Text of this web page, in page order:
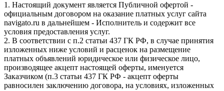
1. Настоящий документ является Публичной офертой -
официальным договором на оказание платных услуг сайта
navigato.ru в дальнейшем - Исполнитель и содержит все
условия предоставления услуг.
2. В соответствии с п.2 статьи 437 ГК РФ, в случае принятия
изложенных ниже условий и расценок на размещение
платных объявлений юридическое или физическое лицо,
производящее акцепт настоящей оферты, именуется
Заказчиком (п.3 статьи 437 ГК РФ - акцепт оферты
равносилен заключению договора, на условиях, изложенных